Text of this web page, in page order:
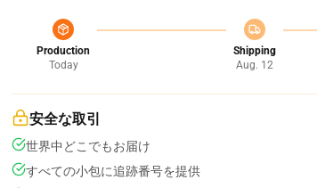
Production
Today
Shipping
Aug. 12
安全な取引
世界中どこでもお届け
すべての小包に追跡番号を提供